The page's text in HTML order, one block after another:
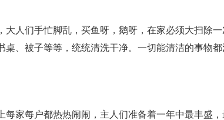
大人们手忙脚乱，买鱼呀，鹅呀，在家必须大扫除
桌、被子等等，统统清洗干净。一切能清洁的事物
每家每户都热热闹闹，主人们准备着一年中最丰盛